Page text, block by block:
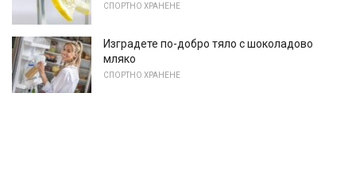
СПОРТНО ХРАНЕНЕ
Изградете по-добро тяло с шоколадово
мляко
СПОРТНО ХРАНЕНЕ